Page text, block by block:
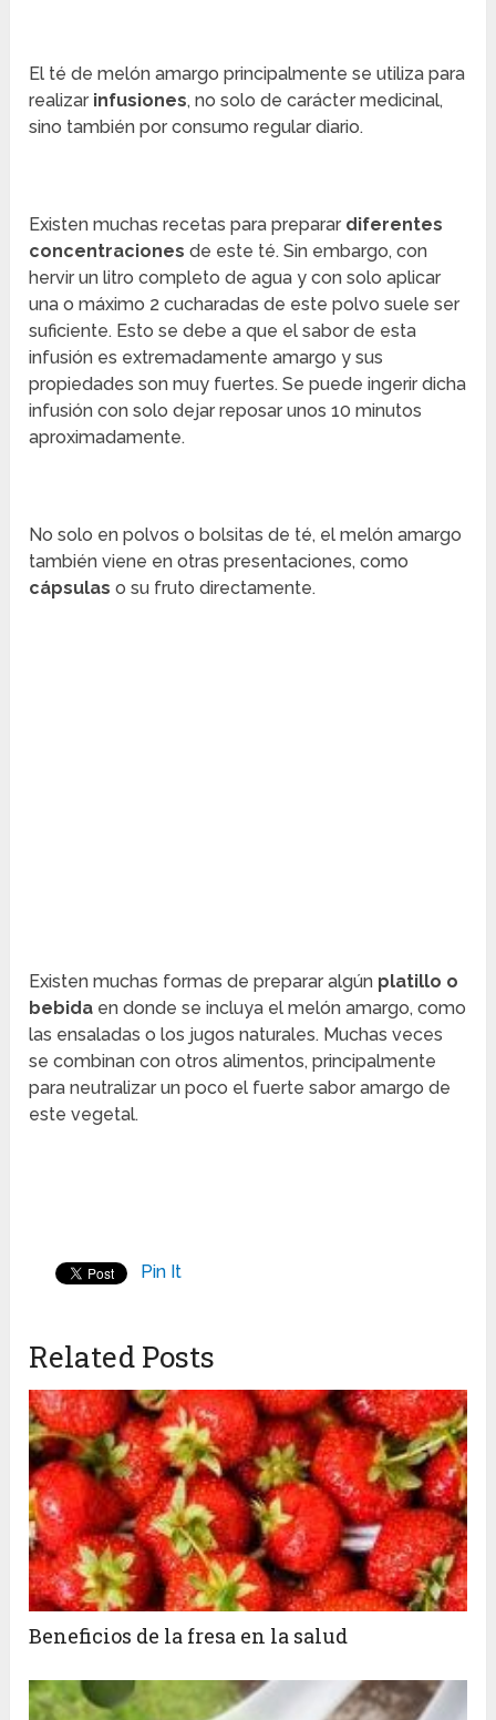
El té de melón amargo principalmente se utiliza para
realizar infusiones, no solo de carácter medicinal,
sino también por consumo regular diario.
Existen muchas recetas para preparar diferentes
concentraciones de este té. Sin embargo, con
hervir un litro completo de agua y con solo aplicar
una o máximo 2 cucharadas de este polvo suele ser
suficiente. Esto se debe a que el sabor de esta
infusión es extremadamente amargo y sus
propiedades son muy fuertes. Se puede ingerir dicha
infusión con solo dejar reposar unos 10 minutos
aproximadamente.
No solo en polvos o bolsitas de té, el melón amargo
también viene en otras presentaciones, como
cápsulas o su fruto directamente.
Existen muchas formas de preparar algún platillo o
bebida en donde se incluya el melón amargo, como
las ensaladas o los jugos naturales. Muchas veces
se combinan con otros alimentos, principalmente
para neutralizar un poco el fuerte sabor amargo de
este vegetal.
Pin It
Related Posts
Beneficios de la fresa en la salud